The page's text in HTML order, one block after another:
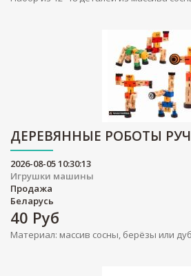
ДЕРЕВЯННЫЕ РОБОТЫ
2026-08-05 10:30:13
Игрушки машины
Продажа
Беларусь
40 Руб
Материал: массив сосны, берёзы или